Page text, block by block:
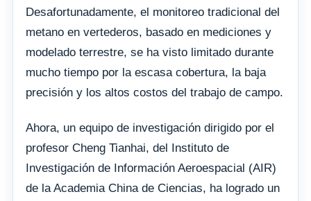
Desafortunadamente, el monitoreo tradicional del
metano en vertederos, basado en mediciones y
modelado terrestre, se ha visto limitado durante
mucho tiempo por la escasa cobertura, la baja
precisión y los altos costos del trabajo de campo.
Ahora, un equipo de investigación dirigido por el
profesor Cheng Tianhai, del Instituto de
Investigación de Información Aeroespacial (AIR)
de la Academia China de Ciencias, ha logrado un